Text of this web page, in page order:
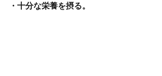
・十分な栄養を摂る。